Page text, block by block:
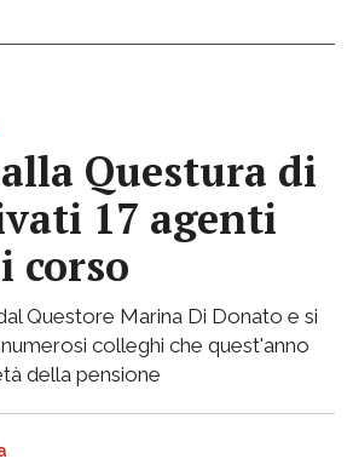
Questura di
17 agenti
corso
Questore Marina Di Donato e si
colleghi che quest'anno
della pensione